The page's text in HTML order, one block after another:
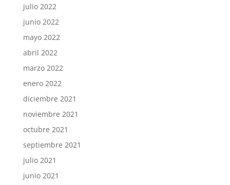
julio 2022
junio 2022
mayo 2022
abril 2022
marzo 2022
enero 2022
diciembre 2021
noviembre 2021
octubre 2021
septiembre 2021
julio 2021
junio 2021